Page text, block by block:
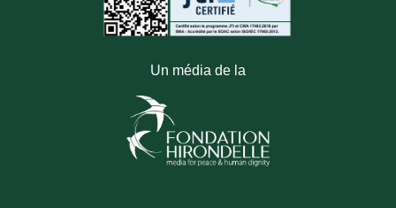
Un média de la